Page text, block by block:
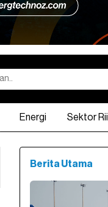
Energi Sektor Riil
Berita Utama